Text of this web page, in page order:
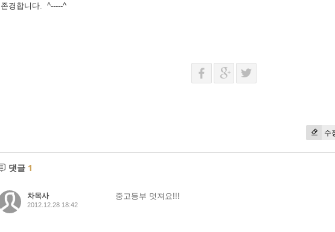
존경합니다. ^-----^
수
댓글 1
차목사
2012.12.28 18:42
중고등부 멋져요!!!